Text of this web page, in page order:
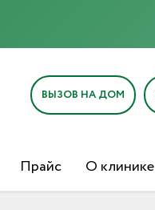
ВЫЗОВ НА ДОМ
Прайс О клинике